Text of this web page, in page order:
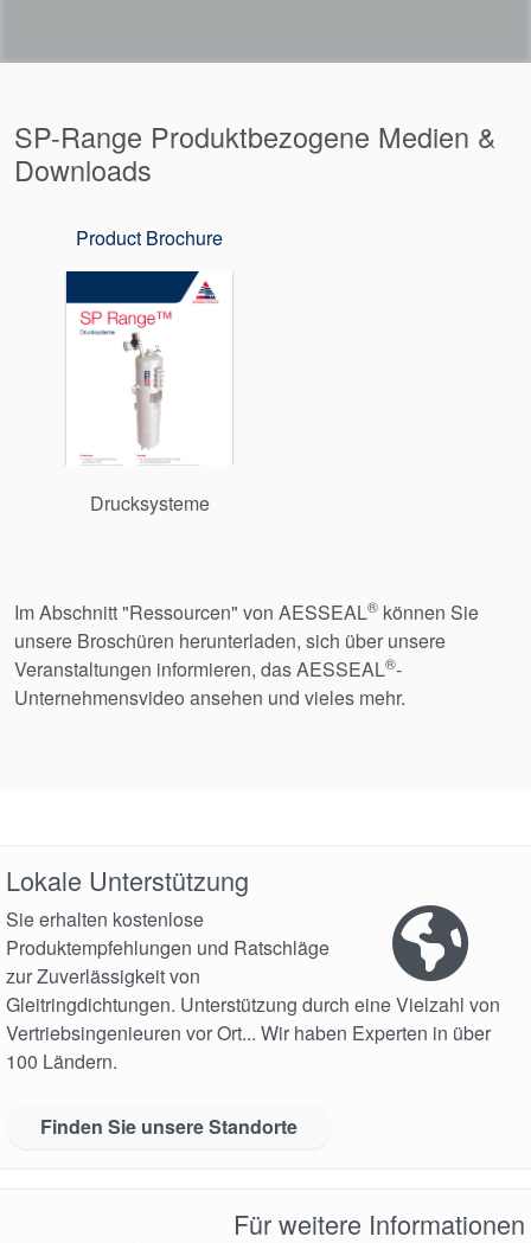
SP-Range Produktbezogene Medien &
Downloads
Product Brochure
Drucksysteme
Im Abschnitt "Ressourcen" von AESSEAL® können Sie
unsere Broschüren herunterladen, sich über unsere
Veranstaltungen informieren, das AESSEAL®-
Unternehmensvideo ansehen und vieles mehr.
Lokale Unterstützung
Sie erhalten kostenlose
Produktempfehlungen und Ratschläge
zur Zuverlässigkeit von
Gleitringdichtungen. Unterstützung durch eine Vielzahl von
Vertriebsingenieuren vor Ort... Wir haben Experten in über
100 Ländern.
Finden Sie unsere Standorte
Für weitere Informationen